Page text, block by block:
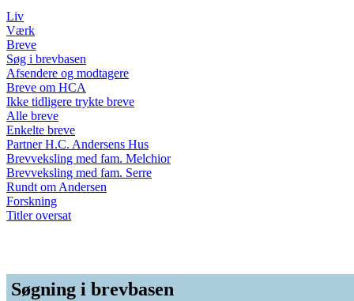
Liv
Værk
Breve
Søg i brevbasen
Afsendere og modtagere
Breve om HCA
Ikke tidligere trykte breve
Alle breve
Enkelte breve
Partner H.C. Andersens Hus
Brevveksling med fam. Melchior
Brevveksling med fam. Serre
Rundt om Andersen
Forskning
Titler oversat
Søgning i brevbasen